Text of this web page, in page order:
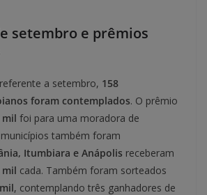
setembro e prêmios
a setembro, 158
foram contemplados. O prêmio
mil foi para uma moradora de
também foram
Itumbiara e Anápolis receberam
mil cada. Também foram sorteados
, contemplando três ganhadores de